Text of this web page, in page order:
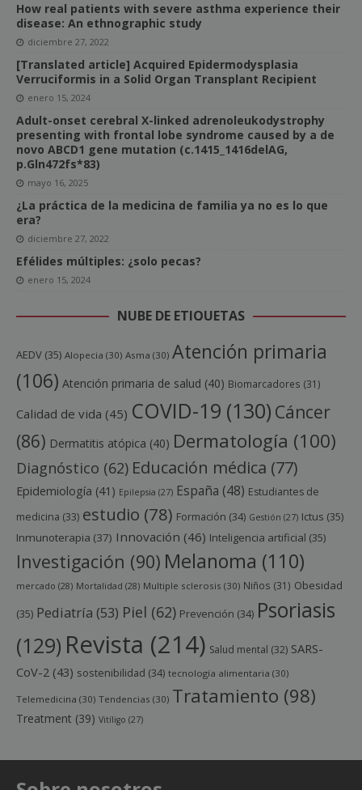
How real patients with severe asthma experience their
disease: An ethnographic study
diciembre 27, 2022
[Translated article] Acquired Epidermodysplasia
Verruciformis in a Solid Organ Transplant Recipient
enero 15, 2024
Adult-onset cerebral X-linked adrenoleukodystrophy
presenting with frontal lobe syndrome caused by a de
novo ABCD1 gene mutation (c.1415_1416delAG,
p.Gln472fs*83)
mayo 16, 2025
¿La práctica de la medicina de familia ya no es lo que
era?
diciembre 27, 2022
Efélides múltiples: ¿solo pecas?
enero 15, 2024
NUBE DE ETIQUETAS
AEDV (35) Alopecia (30) Asma (30) Atención primaria
(106) Atención primaria de salud (40) Biomarcadores (31)
Calidad de vida (45) COVID-19 (130) Cáncer
(86) Dermatitis atópica (40) Dermatología (100)
Diagnóstico (62) Educación médica (77)
Epidemiología (41) Epilepsia (27) España (48) Estudiantes de
medicina (33) estudio (78) Formación (34) Gestión (27) Ictus (35)
Inmunoterapia (37) Innovación (46) Inteligencia artificial (35)
Investigación (90) Melanoma (110)
mercado (28) Mortalidad (28) Multiple sclerosis (30) Niños (31) Obesidad
(35) Pediatría (53) Piel (62) Prevención (34) Psoriasis
(129) Revista (214) Salud mental (32) SARS-
CoV-2 (43) sostenibilidad (34) tecnología alimentaria (30)
Telemedicina (30) Tendencias (30) Tratamiento (98)
Treatment (39) Vitíligo (27)